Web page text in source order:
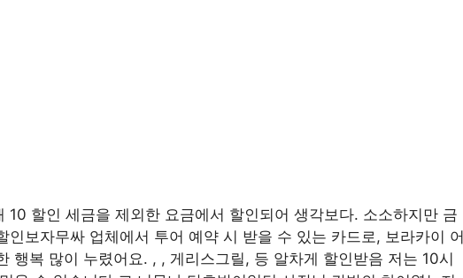
10 할인 세금을 제외한 요금에서 할인되어 생각보다. 소소하지만 금
인보자무싸 업체에서 투어 예약 시 받을 수 있는 카드로, 보라카이 어
행복 많이 누렸어요. , , 게리스그릴, 등 알차게 할인받음 저는 10시